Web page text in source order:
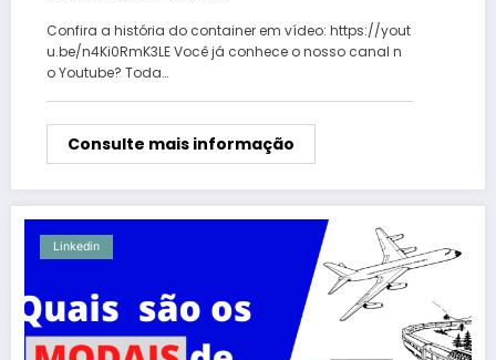
Confira a história do container em vídeo: https://yout
u.be/n4Ki0RmK3LE Você já conhece o nosso canal n
o Youtube? Toda…
Consulte mais informação
Linkedin